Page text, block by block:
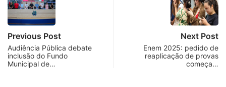
Previous Post
Audiência Pública debate
inclusão do Fundo
Municipal de…
Next Post
Enem 2025: pedido de
reaplicação de provas
começa…